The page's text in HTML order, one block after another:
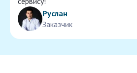
Руслан
Заказчик